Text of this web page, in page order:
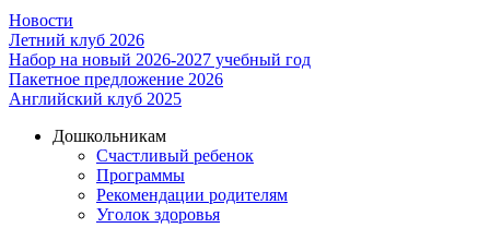
Новости
Летний клуб 2026
Набор на новый 2026-2027 учебный год
Пакетное предложение 2026
Английский клуб 2025
Дошкольникам
Счастливый ребенок
Программы
Рекомендации родителям
Уголок здоровья